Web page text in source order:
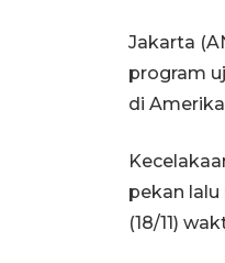
Jakarta
program
di
pekan
(18/11)